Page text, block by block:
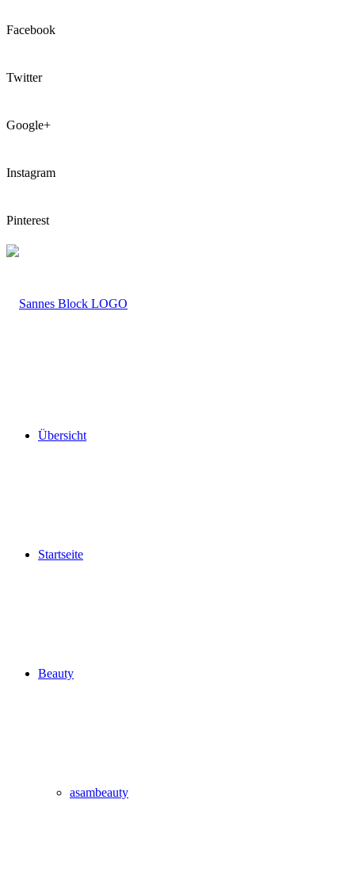
Facebook
Twitter
Google+
Instagram
Pinterest
LOGO
Übersicht
Startseite
Beauty
asambeauty